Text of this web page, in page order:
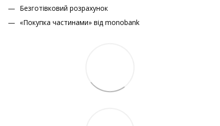
Безготівковий розрахунок
«Покупка частинами» від monobank